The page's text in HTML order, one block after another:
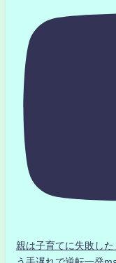
親は子育てに失敗し